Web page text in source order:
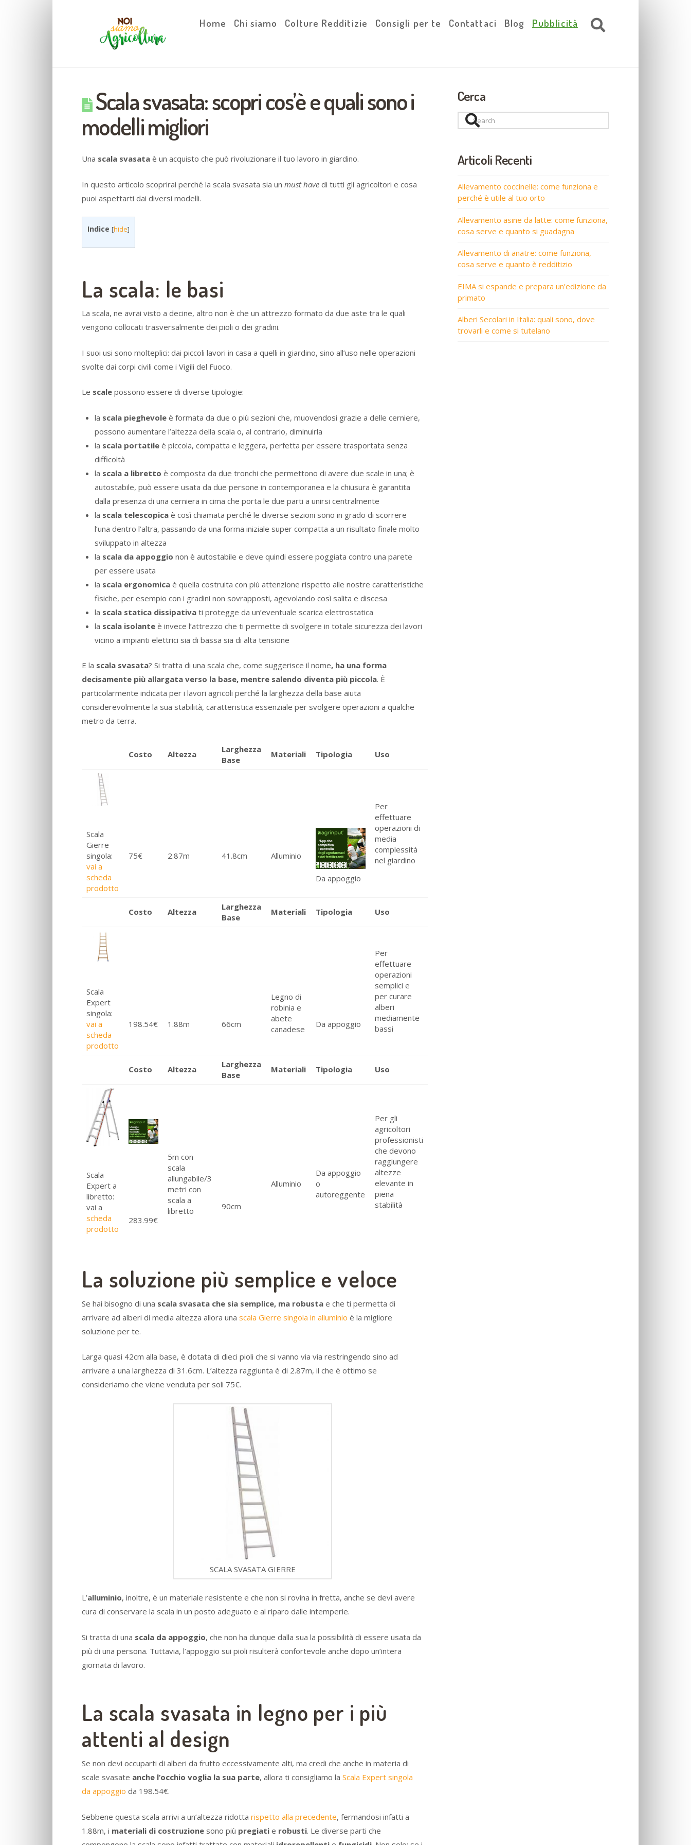
Home Chi siamo Colture Redditizie Consigli per te Contattaci Blog Pubblicità
Scala svasata: scopri cos’è e quali sono i
modelli migliori
Una scala svasata è un acquisto che può rivoluzionare il tuo lavoro in giardino.
In questo articolo scoprirai perché la scala svasata sia un must have di tutti gli agricoltori e cosa
puoi aspettarti dai diversi modelli.
Indice [hide]
La scala: le basi
La scala, ne avrai visto a decine, altro non è che un attrezzo formato da due aste tra le quali
vengono collocati trasversalmente dei pioli o dei gradini.
I suoi usi sono molteplici: dai piccoli lavori in casa a quelli in giardino, sino all’uso nelle operazioni
svolte dai corpi civili come i Vigili del Fuoco.
Le scale possono essere di diverse tipologie:
la scala pieghevoleè formata da due o più sezioni che, muovendosi grazie a delle cerniere,
possono aumentare l’altezza della scala o, al contrario, diminuirla
la scala portatileè piccola, compatta e leggera, perfetta per essere trasportata senza
difficoltà
la scala a libretto è composta da due tronchi che permettono di avere due scale in una; è
autostabile, può essere usata da due persone in contemporanea e la chiusura è garantita
dalla presenza di una cerniera in cima che porta le due parti a unirsi centralmente
la scala telescopicaè così chiamata perché le diverse sezioni sono in grado di scorrere
l’una dentro l’altra, passando da una forma iniziale super compatta a un risultato finale molto
sviluppato in altezza
la scala da appoggio non è autostabile e deve quindi essere poggiata contro una parete
per essere usata
la scala ergonomicaè quella costruita con più attenzione rispetto alle nostre caratteristiche
fisiche, per esempio con i gradini non sovrapposti, agevolando così salita e discesa
la scala statica dissipativati protegge da un’eventuale scarica elettrostatica
la scala isolanteè invece l’attrezzo che ti permette di svolgere in totale sicurezza dei lavori
vicino a impianti elettrici sia di bassa sia di alta tensione
E la scala svasata? Si tratta di una scala che, come suggerisce il nome, ha una forma
decisamente più allargata verso la base, mentre salendo diventa più piccola. È
particolarmente indicata per i lavori agricoli perché la larghezza della base aiuta
considerevolmente la sua stabilità, caratteristica essenziale per svolgere operazioni a qualche
metro da terra.
Costo Altezza
Larghezza
Base
Materiali Tipologia Uso
Scala
Gierre
singola:
vai a
scheda
prodotto
75€ 2.87m 41.8cm Alluminio
Da appoggio
Per
effettuare
operazioni di
media
complessità
nel giardino
Costo Altezza
Larghezza
Base
Materiali Tipologia Uso
Scala
Expert
singola:
vai a
scheda
prodotto
198.54€ 1.88m 66cm
Legno di
robinia e
abete
canadese
Da appoggio
Per
effettuare
operazioni
semplici e
per curare
alberi
mediamente
bassi
Costo Altezza
Larghezza
Base
Materiali Tipologia Uso
Scala
Expert a
libretto:
vai a
scheda
prodotto
283.99€
5m con
scala
allungabile/3
metri con
scala a
libretto
90cm
Alluminio
Da appoggio
o
autoreggente
Per gli
agricoltori
professionisti
che devono
raggiungere
altezze
elevante in
piena
stabilità
La soluzione più semplice e veloce
Se hai bisogno di una scala svasata che sia semplice, ma robusta e che ti permetta di
arrivare ad alberi di media altezza allora una scala Gierre singola in alluminio è la migliore
soluzione per te.
Larga quasi 42cm alla base, è dotata di dieci pioli che si vanno via via restringendo sino ad
arrivare a una larghezza di 31.6cm. L’altezza raggiunta è di 2.87m, il che è ottimo se
consideriamo che viene venduta per soli 75€.
SCALA SVASATA GIERRE
L’alluminio, inoltre, è un materiale resistente e che non si rovina in fretta, anche se devi avere
cura di conservare la scala in un posto adeguato e al riparo dalle intemperie.
Si tratta di una scala da appoggio, che non ha dunque dalla sua la possibilità di essere usata da
più di una persona. Tuttavia, l’appoggio sui pioli risulterà confortevole anche dopo un’intera
giornata di lavoro.
La scala svasata in legno per i più
attenti al design
Se non devi occuparti di alberi da frutto eccessivamente alti, ma credi che anche in materia di
scale svasate anche l’occhio voglia la sua parte, allora ti consigliamo la Scala Expert singola
da appoggio da 198.54€.
Sebbene questa scala arrivi a un’altezza ridotta rispetto alla precedente, fermandosi infatti a
1.88m, i materiali di costruzione sono più pregiati e robusti. Le diverse parti che
Cerca
Search
Articoli Recenti
Allevamento coccinelle: come funziona e
perché è utile al tuo orto
Allevamento asine da latte: come funziona,
cosa serve e quanto si guadagna
Allevamento di anatre: come funziona,
cosa serve e quanto è redditizio
EIMA si espande e prepara un’edizione da
primato
Alberi Secolari in Italia: quali sono, dove
trovarli e come si tutelano